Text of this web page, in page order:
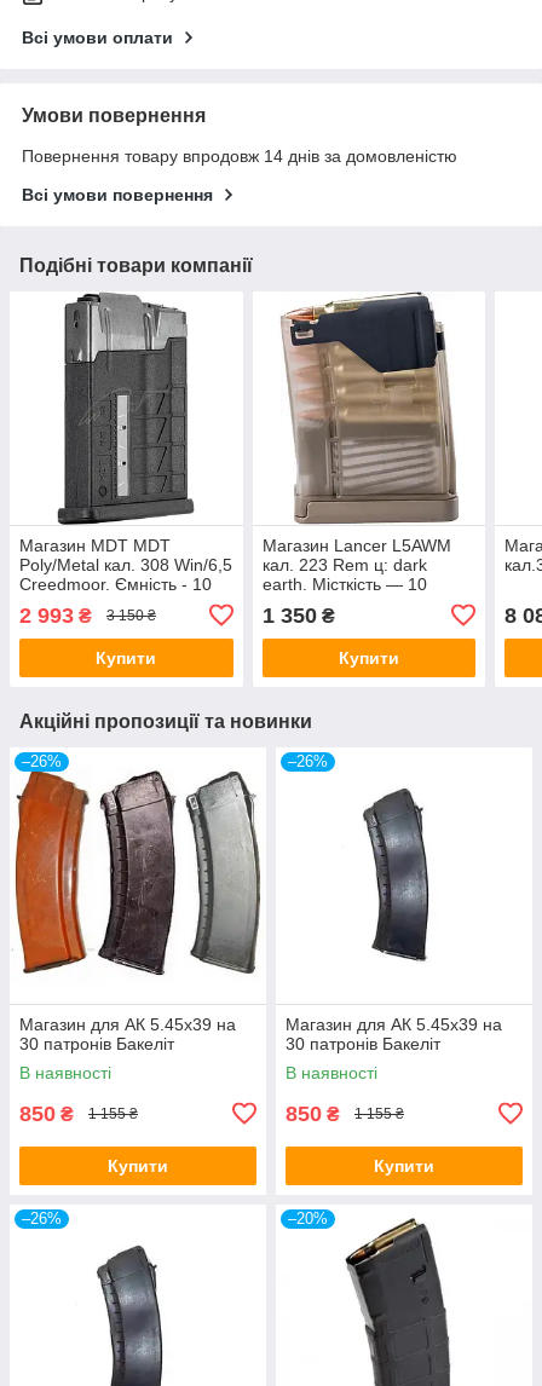
Всі умови оплати
Умови повернення
Повернення товару впродовж 14 днів за домовленістю
Всі умови повернення
Подібні товари компанії
Магазин MDT MDT
Poly/Metal кал. 308 Win/6,5
Creedmoor. Ємність - 10
2 993 ₴ 3 150 ₴
Купити
Магазин Lancer L5AWM
кал. 223 Rem ц: dark
earth. Місткість — 10
1 350₴
Купити
8
Акційні пропозиції та новинки
–26%
Магазин для АК 5.45х39 на
30 патронів Бакеліт
В наявності
850 ₴ 1 155 ₴
Купити
–26%
Магазин для АК 5.45х39 на
30 патронів Бакеліт
В наявності
850 ₴ 1 155 ₴
Купити
–26% –20%